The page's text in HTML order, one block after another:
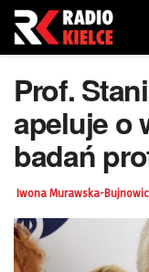
Prof.
apeluje o
badań
Iwona Murawska-